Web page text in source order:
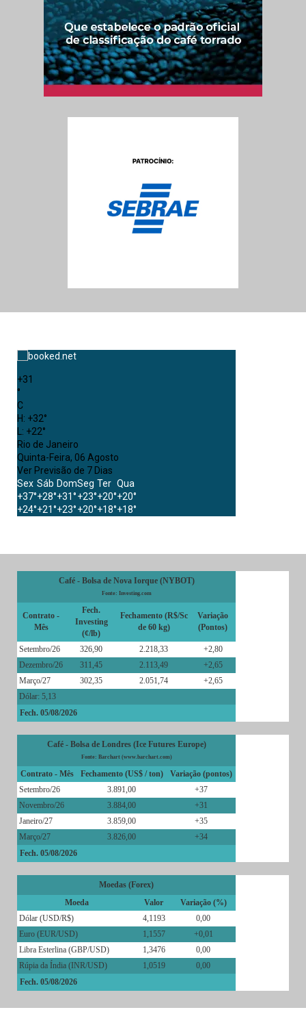
+31
°
C
H: +32°
L: +22°
Rio de Janeiro
Quinta-Feira, 06 Agosto
Ver Previsão de 7 Dias
Sex Sáb DomSeg Ter Qua
+37°+28°+31°+23°+20°+20°
+24°+21°+23°+20°+18°+18°
Café - Bolsa de Nova Iorque (NYBOT)
Fonte: Investing.com
Contrato -
Mês
Fech.
Investing
(¢/lb)
Fechamento (R$/Sc
de 60 kg)
Variação
(Pontos)
Setembro/26 326,90 2.218,33
+2,80
Dezembro/26
311,45 2.113,49
+2,65
Março/27
302,35 2.051,74
+2,65
Dólar: 5,13
Fech. 05/08/2026
Café - Bolsa de Londres (Ice Futures Europe)
Fonte: Barchart (www.barchart.com)
Contrato - Mês Fechamento (US$ / ton)
Variação (pontos)
Setembro/26
3.891,00
+37
Novembro/26
3.884,00
+31
Janeiro/27
3.859,00
+35
Março/27
3.826,00
+34
Fech. 05/08/2026
Moedas (Forex)
Moeda
Valor
Variação (%)
Dólar (USD/R$)
4,1193
0,00
Euro (EUR/USD)
1,1557
+0,01
Libra Esterlina (GBP/USD)
1,3476
0,00
Rúpia da Índia (INR/USD)
1,0519
0,00
Fech. 05/08/2026